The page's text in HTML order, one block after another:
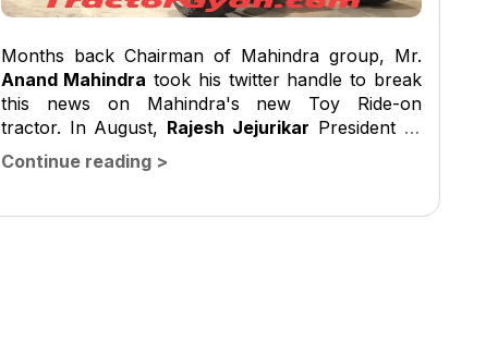
Months back Chairman of Mahindra group, Mr.
Anand Mahindra took his twitter handle to break
this news on Mahindra's new Toy Ride-on
tractor. In August, Rajesh Jejurikar President of
Farm Equipment Mahindra and Mahindra too
expressed his excitement on twitter and said this
Continue reading >